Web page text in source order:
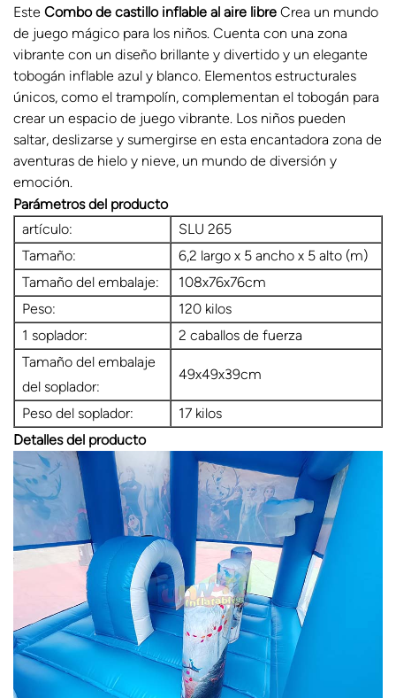
Este Combo de castillo inflable al aire libre Crea un mundo
de juego mágico para los niños. Cuenta con una zona
vibrante con un diseño brillante y divertido y un elegante
tobogán inflable azul y blanco. Elementos estructurales
únicos, como el trampolín, complementan el tobogán para
crear un espacio de juego vibrante. Los niños pueden
saltar, deslizarse y sumergirse en esta encantadora zona de
aventuras de hielo y nieve, un mundo de diversión y
emoción.
Parámetros del producto
artículo:
SLU 265
Tamaño:
6,2 largo x 5 ancho x 5 alto (m)
Tamaño del embalaje:
108x76x76cm
Peso:
120 kilos
1 soplador:
2 caballos de fuerza
Tamaño del embalaje
del soplador:
49x49x39cm
Peso del soplador:
17 kilos
Detalles del producto